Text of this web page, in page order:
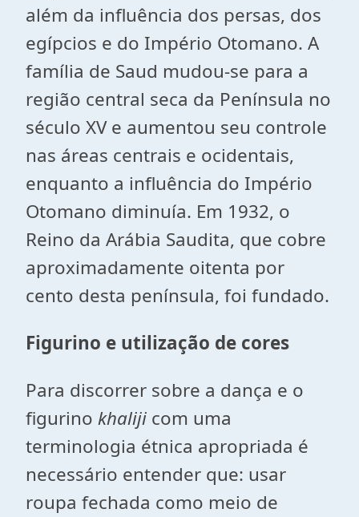
além da influência dos persas, dos
egípcios e do Império Otomano. A
família de Saud mudou-se para a
região central seca da Península no
século XV e aumentou seu controle
nas áreas centrais e ocidentais,
enquanto a influência do Império
Otomano diminuía. Em 1932, o
Reino da Arábia Saudita, que cobre
aproximadamente oitenta por
cento desta península, foi fundado.
Figurino e utilização de cores
Para discorrer sobre a dança e o
figurino khaliji com uma
terminologia étnica apropriada é
necessário entender que: usar
roupa fechada como meio de